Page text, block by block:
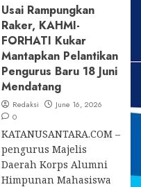
Pembangunan
Daerah
Usai Rampungkan
Raker, KAHMI-
FORHATI Kukar
Mantapkan Pelantikan
Pengurus Baru 18 Juni
Mendatang
Redaksi
June 16, 2026
0
KATANUSANTARA.COM –
pengurus Majelis
Daerah Korps Alumni
Himpunan Mahasiswa